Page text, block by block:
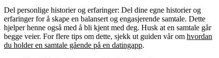
Del personlige historier og erfaringer: Del dine egne historier og
erfaringer for å skape en balansert og engasjerende samtale. Dette
hjelper henne også med å bli kjent med deg. Husk at en samtale går
begge veier. For flere tips om dette, sjekk ut guiden vår om hvordan
du holder en samtale gående på en datingapp.